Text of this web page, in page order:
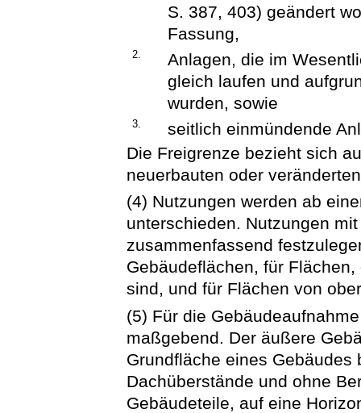
S. 387, 403) geändert
Fassung,
2.
Anlagen, die im
gleich laufen und
wurden, sowie
3.
seitlich einmündende
Die Freigrenze bezieht sich
neuerbauten oder
(4) Nutzungen werden ab
unterschieden. Nutzungen
zusammenfassend
Gebäudeflächen, für
sind, und für Flächen von
(5) Für die
maßgebend. Der äußere
Grundfläche eines
Dachüberstände und ohne
Gebäudeteile, auf eine